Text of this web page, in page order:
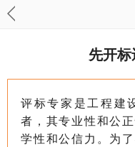
先开
评标专家是工程建
者，其专业性和公
学性和公信力。为